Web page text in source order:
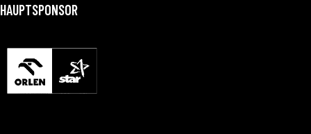
HAUPTSPONSOR